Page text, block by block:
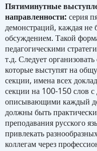
Пятиминутные
направленности: серия
демонстраций, каждая
обсуждением. Такой
педагогическими
т.д. Следует
которые выступят на
секции, имена всех
секции на 100-150 слов
описывающими каждый
должны быть
преподавания русского
привлекать
коллегам через